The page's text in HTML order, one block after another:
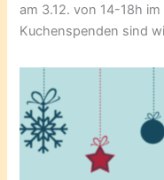
am 3.12. von 14-18h
Kuchenspenden sind